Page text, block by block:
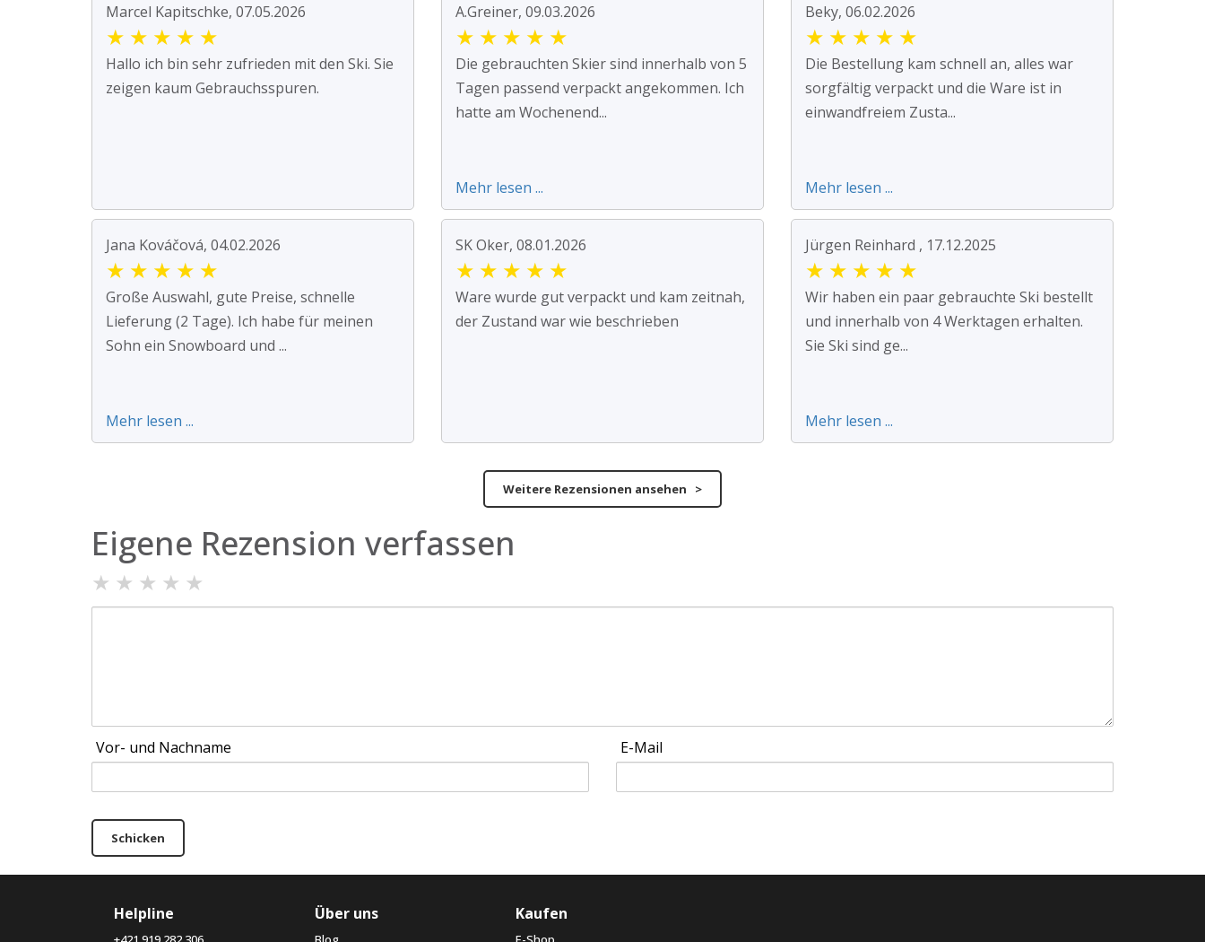
Marcel Kapitschke, 07.05.2026
★ ★ ★ ★ ★
Hallo ich bin sehr zufrieden mit den Ski. Sie
zeigen kaum Gebrauchsspuren.
A.Greiner, 09.03.2026
★ ★ ★ ★ ★
Die gebrauchten Skier sind innerhalb von 5
Tagen passend verpackt angekommen. Ich
hatte am Wochenend...
Mehr lesen ...
Beky, 06.02.2026
★ ★ ★ ★ ★
Die Bestellung kam schnell an, alles war
sorgfältig verpackt und die Ware ist in
einwandfreiem Zusta...
Mehr lesen ...
Jana Kováčová, 04.02.2026
★ ★ ★ ★ ★
Große Auswahl, gute Preise, schnelle
Lieferung (2 Tage). Ich habe für meinen
Sohn ein Snowboard und ...
Mehr lesen ...
SK Oker, 08.01.2026
★ ★ ★ ★ ★
Ware wurde gut verpackt und kam zeitnah,
der Zustand war wie beschrieben
Jürgen Reinhard , 17.12.2025
★ ★ ★ ★ ★
Wir haben ein paar gebrauchte Ski bestellt
und innerhalb von 4 Werktagen erhalten.
Sie Ski sind ge...
Mehr lesen ...
Weitere Rezensionen ansehen >
Eigene Rezension verfassen
★ ★ ★ ★ ★
Vor- und Nachname E-Mail
Schicken
Helpline Über uns Kaufen